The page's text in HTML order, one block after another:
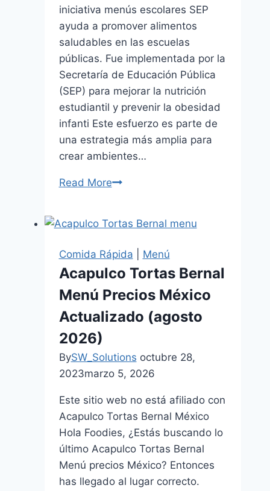
iniciativa menús escolares SEP
ayuda a promover alimentos
saludables en las escuelas
públicas. Fue implementada por la
Secretaría de Educación Pública
(SEP) para mejorar la nutrición
estudiantil y prevenir la obesidad
infanti Este esfuerzo es parte de
una estrategia más amplia para
crear ambientes…
Read MoreMenús
Promoviendo
la
alimentación
saludable
Comida Rápida Menú
Acapulco Tortas Bernal
Menú Precios México
Actualizado (agosto
2026)
BySW_Solutions octubre 28,
2023marzo 5, 2026
Este sitio web no está afiliado con
Acapulco Tortas Bernal México
Hola Foodies, ¿Estás buscando lo
último Acapulco Tortas Bernal
Menú precios México? Entonces
has llegado al lugar correcto.